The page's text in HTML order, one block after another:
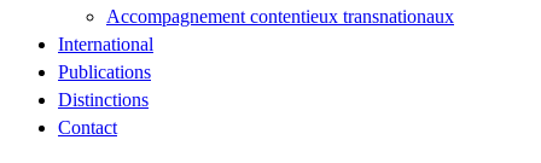
Accompagnement contentieux transnationaux
International
Publications
Distinctions
Contact